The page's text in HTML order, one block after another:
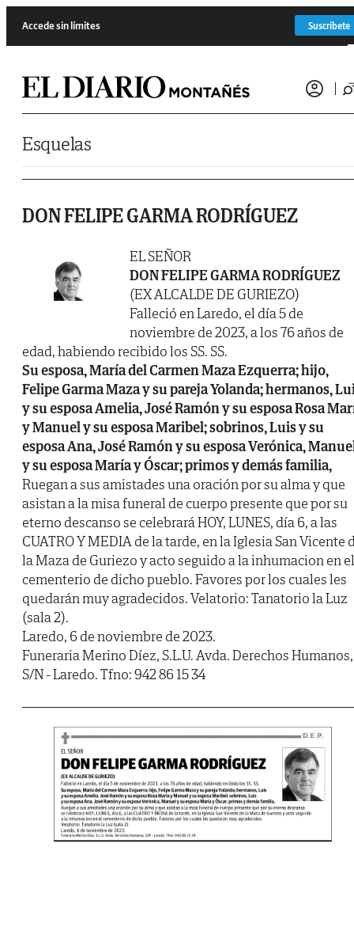
Accede sin límites Suscríbete
Esquelas
DON FELIPE GARMA RODRÍGUEZ
EL SEÑOR
DON FELIPE GARMA RODRÍGUEZ
(EX ALCALDE DE GURIEZO)
Falleció en Laredo, el día 5 de
noviembre de 2023, a los 76 años de
edad, habiendo recibido los SS. SS.
Su esposa, María del Carmen Maza Ezquerra; hijo,
Felipe Garma Maza y su pareja Yolanda; hermanos,
y su esposa Amelia, José Ramón y su esposa Rosa
y Manuel y su esposa Maribel; sobrinos, Luis y su
esposa Ana, José Ramón y su esposa Verónica,
y su esposa María y Óscar; primos y demás familia,
Ruegan a sus amistades una oración por su alma y que
asistan a la misa funeral de cuerpo presente que por su
eterno descanso se celebrará HOY, LUNES, día 6, a las
CUATRO Y MEDIA de la tarde, en la Iglesia San Vicente
la Maza de Guriezo y acto seguido a la inhumacion en el
cementerio de dicho pueblo. Favores por los cuales les
quedarán muy agradecidos. Velatorio: Tanatorio la Luz
(sala 2).
Laredo, 6 de noviembre de 2023.
Funeraria Merino Díez, S.L.U. Avda. Derechos Humanos,
S/N - Laredo. Tfno: 942 86 15 34